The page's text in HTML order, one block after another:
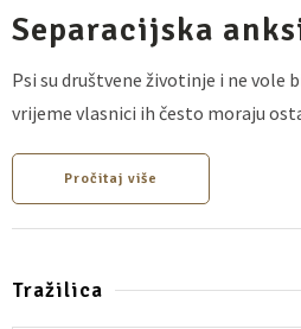
Separacijska
Psi su društvene životinje i ne vole
vrijeme vlasnici ih često moraju
Pročitaj više
Tražilica